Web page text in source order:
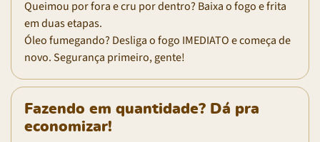
Queimou por fora e cru por dentro? Baixa o fogo e frita
em duas etapas.
Óleo fumegando? Desliga o fogo IMEDIATO e começa de
novo. Segurança primeiro, gente!
Fazendo em quantidade? Dá pra
economizar!